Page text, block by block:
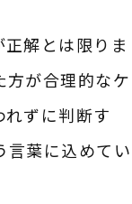
解とは限りま
方が合理的なケ
ずに判断す
言葉に込めてい